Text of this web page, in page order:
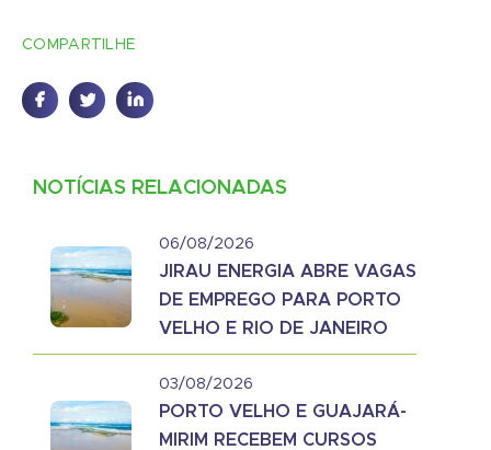
COMPARTILHE
NOTÍCIAS RELACIONADAS
06/08/2026
JIRAU ENERGIA ABRE VAGAS
DE EMPREGO PARA PORTO
VELHO E RIO DE JANEIRO
03/08/2026
PORTO VELHO E GUAJARÁ-
MIRIM RECEBEM CURSOS